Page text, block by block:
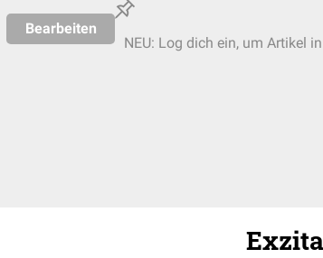
Bearbeiten
NEU: Log dich ein, um Artikel